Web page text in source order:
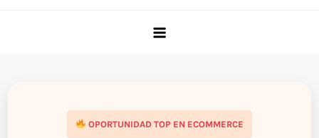
OPORTUNIDAD TOP EN ECOMMERCE